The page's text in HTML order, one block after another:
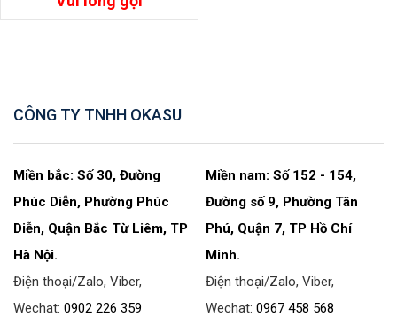
CÔNG TY TNHH OKASU
Miền bắc: Số 30, Đường
Phúc Diễn, Phường Phúc
Diễn, Quận Bắc Từ Liêm, TP
Hà Nội.
Điện thoại/Zalo, Viber,
Wechat: 0902 226 359
Miền nam: Số 152 - 154,
Đường số 9, Phường Tân
Phú, Quận 7, TP Hồ Chí
Minh.
Điện thoại/Zalo, Viber,
Wechat:0967 458 568